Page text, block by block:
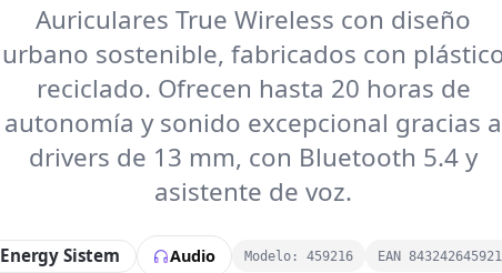
Auriculares True Wireless con diseño
urbano sostenible, fabricados con
reciclado. Ofrecen hasta 20 horas de
autonomía y sonido excepcional gracias a
drivers de 13 mm, con Bluetooth 5.4 y
asistente de voz.
Energy Sistem Audio Modelo: 459216 EAN